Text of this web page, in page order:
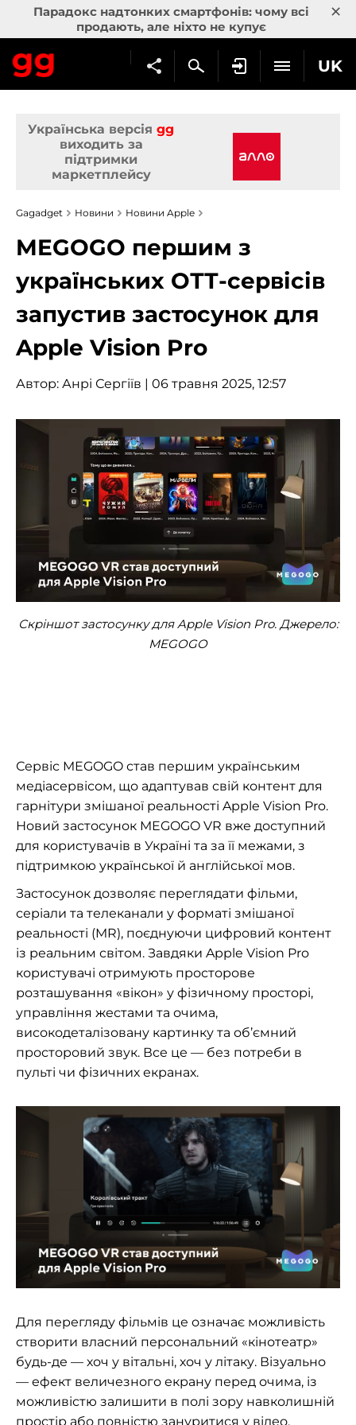
Парадокс надтонких смартфонів: чому всі
продають, але ніхто не купує
×
UK
Українська версія gg
виходить за
підтримки
маркетплейсу
Gagadget Новини Новини Apple
MEGOGO першим з
українських ОТТ-сервісів
запустив застосунок для
Apple Vision Pro
Автор: Анрі Сергіїв | 06 травня 2025, 12:57
Скріншот застосунку для Apple Vision Pro. Джерело:
MEGOGO
Сервіс MEGOGO став першим українським
медіасервісом, що адаптував свій контент для
гарнітури змішаної реальності Apple Vision Pro.
Новий застосунок MEGOGO VR вже доступний
для користувачів в Україні та за її межами, з
підтримкою української й англійської мов.
Застосунок дозволяє переглядати фільми,
серіали та телеканали у форматі змішаної
реальності (MR), поєднуючи цифровий контент
із реальним світом. Завдяки Apple Vision Pro
користувачі отримують просторове
розташування «вікон» у фізичному просторі,
управління жестами та очима,
високодеталізовану картинку та об’ємний
просторовий звук. Все це — без потреби в
пульті чи фізичних екранах.
Для перегляду фільмів це означає можливість
створити власний персональний «кінотеатр»
будь-де — хоч у вітальні, хоч у літаку. Візуально
— ефект величезного екрану перед очима, із
можливістю залишити в полі зору навколишній
простір або повністю зануритися у відео.